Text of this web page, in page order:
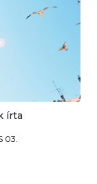
írta
03.